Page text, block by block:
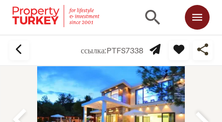
ссылка:PTFS7338